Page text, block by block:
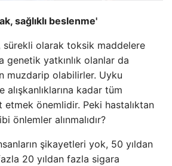
sağlıklı beslenme'
sürekli olarak toksik maddelere
genetik yatkınlık olanlar da
muzdarip olabilirler. Uyku
kadar tüm
etmek önemlidir. Peki hastalıktan
önlemler alınmalıdır?
şikayetleri yok, 50 yıldan
20 yıldan fazla sigara